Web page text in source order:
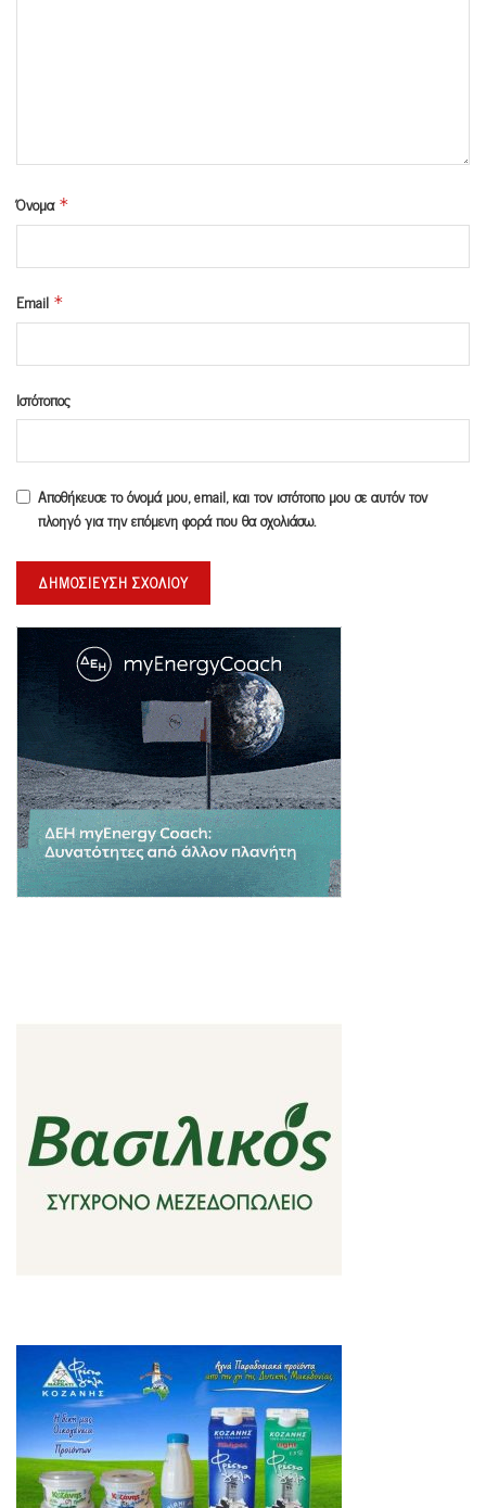
Όνομα *
Email *
Ιστότοπος
Αποθήκευσε το όνομά μου, email, και τον ιστότοπο μου σε αυτόν τον
πλοηγό για την επόμενη φορά που θα σχολιάσω.